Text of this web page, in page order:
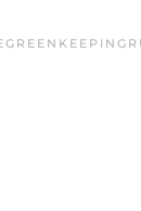
GREENKEEPING